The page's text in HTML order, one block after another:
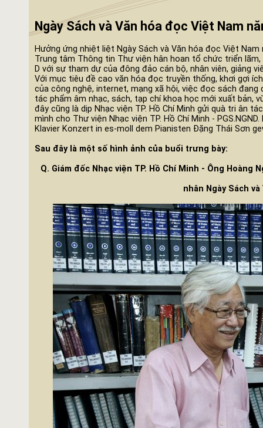
Ngày Sách và Văn hóa đọc Việt Nam
Hưởng ứng nhiệt liệt Ngày Sách và Văn hóa đọc Việt
Trung tâm Thông tin Thư viện hân hoan tổ chức triển
D với sự tham dự của đông đảo cán bộ, nhân viên, giảng
Với mục tiêu đề cao văn hóa đọc truyền thống, khơi gợi
của công nghệ, internet, mạng xã hội, việc đọc sách
tác phẩm âm nhạc, sách, tạp chí khoa học mới xuất bản,
đây cũng là dịp Nhạc viện TP. Hồ Chí Minh gửi quà tri ân
mình cho Thư viện Nhạc viện TP. Hồ Chí Minh -
Klavier Konzert in es-moll dem Pianisten Đặng Thái Sơn
Sau đây là một số hình ảnh của buổi trưng bày:
Q. Giám đốc Nhạc viện TP. Hồ Chí Minh - Ông Hoàng
nhân Ngày Sách